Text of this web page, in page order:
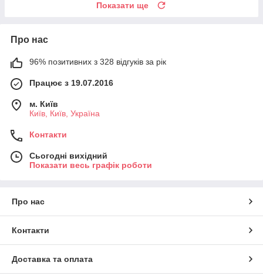
Показати ще
Про нас
96% позитивних з 328 відгуків за рік
Працює з 19.07.2016
м. Київ
Київ, Київ, Україна
Контакти
Сьогодні вихідний
Показати весь графік роботи
Про нас
Контакти
Доставка та оплата